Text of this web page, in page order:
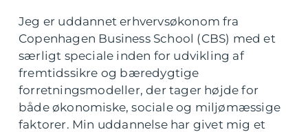
Jeg er uddannet erhvervsøkonom fra
Copenhagen Business School (CBS) med et
særligt speciale inden for udvikling af
fremtidssikre og bæredygtige
forretningsmodeller, der tager højde for
både økonomiske, sociale og miljømæssige
faktorer. Min uddannelse har givet mig et